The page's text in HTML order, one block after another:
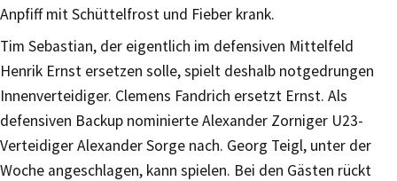
Anpfiff mit Schüttelfrost und Fieber krank.
Tim Sebastian, der eigentlich im defensiven Mittelfeld
Henrik Ernst ersetzen solle, spielt deshalb notgedrungen
Innenverteidiger. Clemens Fandrich ersetzt Ernst. Als
defensiven Backup nominierte Alexander Zorniger U23-
Verteidiger Alexander Sorge nach. Georg Teigl, unter der
Woche angeschlagen, kann spielen. Bei den Gästen rückt